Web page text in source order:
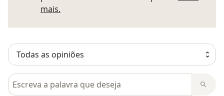
mais.
Pesquisar em opiniões